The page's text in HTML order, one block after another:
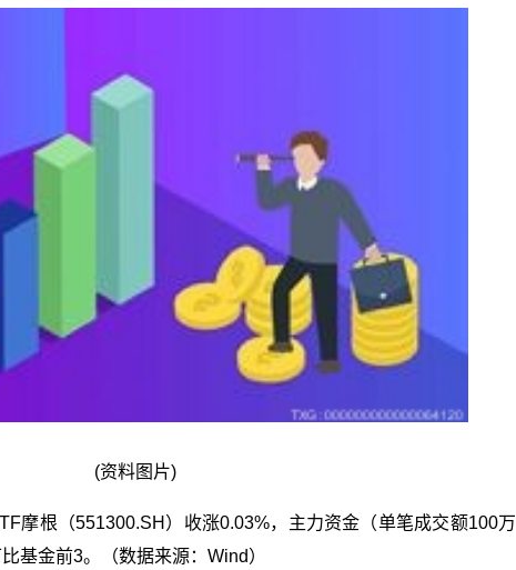
(资料图片)
摩根（551300.SH）收涨0.03%，主力资金（单笔成交额100万
基金前3。（数据来源：Wind）